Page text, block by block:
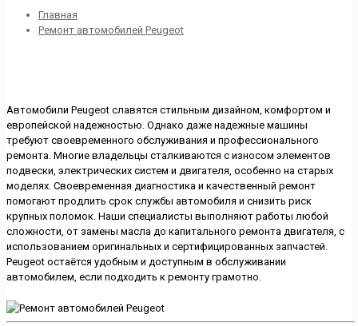
Главная
Ремонт автомобилей Peugeot
Автомобили Peugeot славятся стильным дизайном, комфортом и
европейской надежностью. Однако даже надежные машины
требуют своевременного обслуживания и профессионального
ремонта. Многие владельцы сталкиваются с износом элементов
подвески, электрических систем и двигателя, особенно на старых
моделях. Своевременная диагностика и качественный ремонт
помогают продлить срок службы автомобиля и снизить риск
крупных поломок. Наши специалисты выполняют работы любой
сложности, от замены масла до капитального ремонта двигателя, с
использованием оригинальных и сертифицированных запчастей.
Peugeot остаётся удобным и доступным в обслуживании
автомобилем, если подходить к ремонту грамотно.